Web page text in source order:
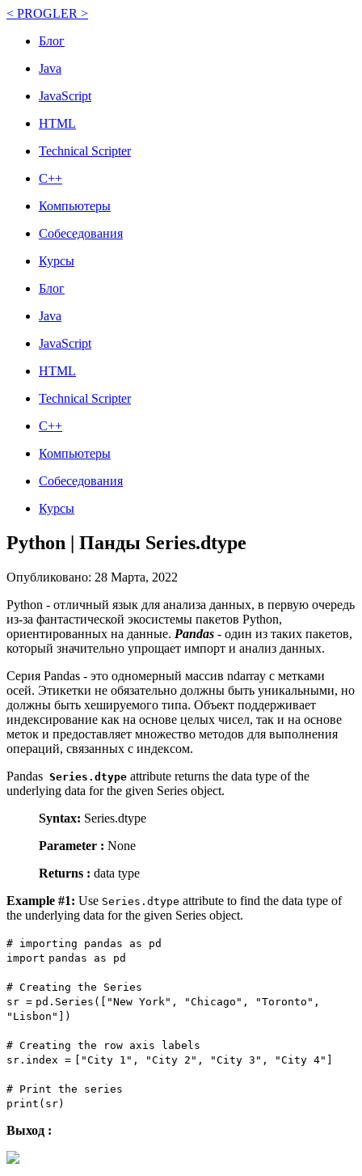
< PROGLER >
Блог
Java
JavaScript
HTML
Technical Scripter
C++
Компьютеры
Собеседования
Курсы
Блог
Java
JavaScript
HTML
Technical Scripter
C++
Компьютеры
Собеседования
Курсы
Python | Панды Series.dtype
Опубликовано: 28 Марта, 2022
Python - отличный язык для анализа данных, в первую очередь
из-за фантастической экосистемы пакетов Python,
ориентированных на данные. Pandas - один из таких пакетов,
который значительно упрощает импорт и анализ данных.
Серия Pandas - это одномерный массив ndarray с метками
осей. Этикетки не обязательно должны быть уникальными, но
должны быть хешируемого типа. Объект поддерживает
индексирование как на основе целых чисел, так и на основе
меток и предоставляет множество методов для выполнения
операций, связанных с индексом.
Pandas Series.dtype attribute returns the data type of the
underlying data for the given Series object.
Syntax: Series.dtype
Parameter : None
Returns : data type
Example #1: Use Series.dtype attribute to find the data type of
the underlying data for the given Series object.
# importing pandas as pd
import pandas as pd
# Creating the Series
sr = pd.Series([ "New York" , "Chicago" , "Toronto" ,
"Lisbon"
])
# Creating the row axis labels
sr.index = "City 1" , "City 2" , "City 3" , "City 4"
# Print the series
print (sr)
Выход :